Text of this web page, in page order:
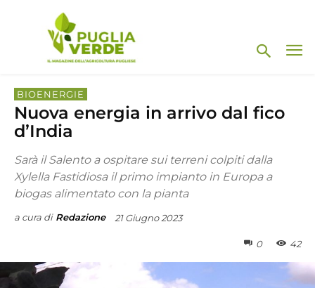
BIOENERGIE
Nuova energia in arrivo dal fico
d’India
Sarà il Salento a ospitare sui terreni colpiti dalla
Xylella Fastidiosa il primo impianto in Europa a
biogas alimentato con la pianta
a cura di Redazione 21 Giugno 2023
0 42